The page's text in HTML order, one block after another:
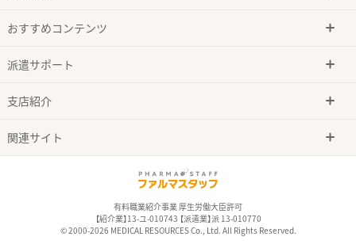
おすすめコンテンツ
派遣サポート
支店紹介
関連サイト
有料職業紹介事業 厚生労働大臣許可
【紹介業】13-ユ-010743 【派遣業】派 13-010770
© 2000-2026 MEDICAL RESOURCES Co., Ltd. All Rights Reserved.